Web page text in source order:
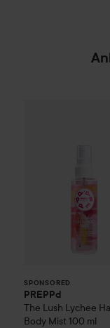
SPONSORED
PREPPd
The Lush Lychee
Body Mist 100 ml